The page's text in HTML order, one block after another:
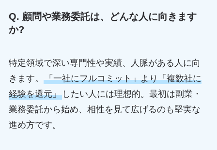
Q. 顧問や業務委託は、どんな人に向きます
か?
特定領域で深い専門性や実績、人脈がある人に向
きます。 「一社にフルコミット」より「複数社に
経験を還元」したい人には理想的。最初は副業・
業務委託から始め、相性を見て広げるのも堅実な
進め方です。